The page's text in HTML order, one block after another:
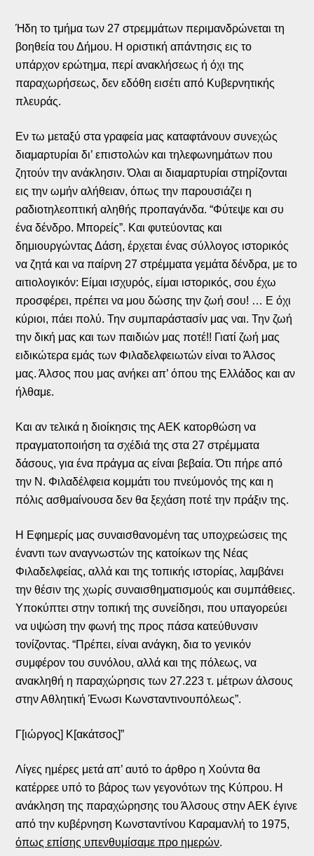
Ήδη το τμήμα των 27 στρεμμάτων περιμανδρώνεται τη
βοηθεία του Δήμου. Η οριστική απάντησις εις το
υπάρχον ερώτημα, περί ανακλήσεως ή όχι της
παραχωρήσεως, δεν εδόθη εισέτι από Κυβερνητικής
πλευράς.
Εν τω μεταξύ στα γραφεία μας καταφτάνουν συνεχώς
διαμαρτυρίαι δι’ επιστολών και τηλεφωνημάτων που
ζητούν την ανάκλησιν. Όλαι αι διαμαρτυρίαι στηρίζονται
εις την ωμήν αλήθειαν, όπως την παρουσιάζει η
ραδιοτηλεοπτική αληθής προπαγάνδα. “Φύτεψε και συ
ένα δένδρο. Μπορείς”. Και φυτεύοντας και
δημιουργώντας Δάση, έρχεται ένας σύλλογος ιστορικός
να ζητά και να παίρνη 27 στρέμματα γεμάτα δένδρα, με το
αιτιολογικόν: Είμαι ισχυρός, είμαι ιστορικός, σου έχω
προσφέρει, πρέπει να μου δώσης την ζωή σου! … Ε όχι
κύριοι, πάει πολύ. Την συμπαράστασίν μας ναι. Την ζωή
την δική μας και των παιδιών μας ποτέ!! Γιατί ζωή μας
ειδικώτερα εμάς των Φιλαδελφειωτών είναι το Άλσος
μας. Άλσος που μας ανήκει απ’ όπου της Ελλάδος και αν
ήλθαμε.
Και αν τελικά η διοίκησις της ΑΕΚ κατορθώση να
πραγματοποιήση τα σχέδιά της στα 27 στρέμματα
δάσους, για ένα πράγμα ας είναι βεβαία. Ότι πήρε από
την Ν. Φιλαδέλφεια κομμάτι του πνεύμονός της και η
πόλις ασθμαίνουσα δεν θα ξεχάση ποτέ την πράξιν της.
Η Εφημερίς μας συναισθανομένη τας υποχρεώσεις της
έναντι των αναγνωστών της κατοίκων της Νέας
Φιλαδελφείας, αλλά και της τοπικής ιστορίας, λαμβάνει
την θέσιν της χωρίς συναισθηματισμούς και συμπάθειες.
Υποκύπτει στην τοπική της συνείδησι, που υπαγορεύει
να υψώση την φωνή της προς πάσα κατεύθυνσιν
τονίζοντας. “Πρέπει, είναι ανάγκη, δια το γενικόν
συμφέρον του συνόλου, αλλά και της πόλεως, να
ανακληθή η παραχώρησις των 27.223 τ. μέτρων άλσους
στην Αθλητική Ένωσι Κωνσταντινουπόλεως”.
Γ[ιώργος] Κ[ακάτσος]”
Λίγες ημέρες μετά απ’ αυτό το άρθρο η Χούντα θα
κατέρρεε υπό το βάρος των γεγονότων της Κύπρου. Η
ανάκληση της παραχώρησης του Άλσους στην ΑΕΚ έγινε
από την κυβέρνηση Κωνσταντίνου Καραμανλή το 1975,
όπως επίσης υπενθυμίσαμε προ ημερών.